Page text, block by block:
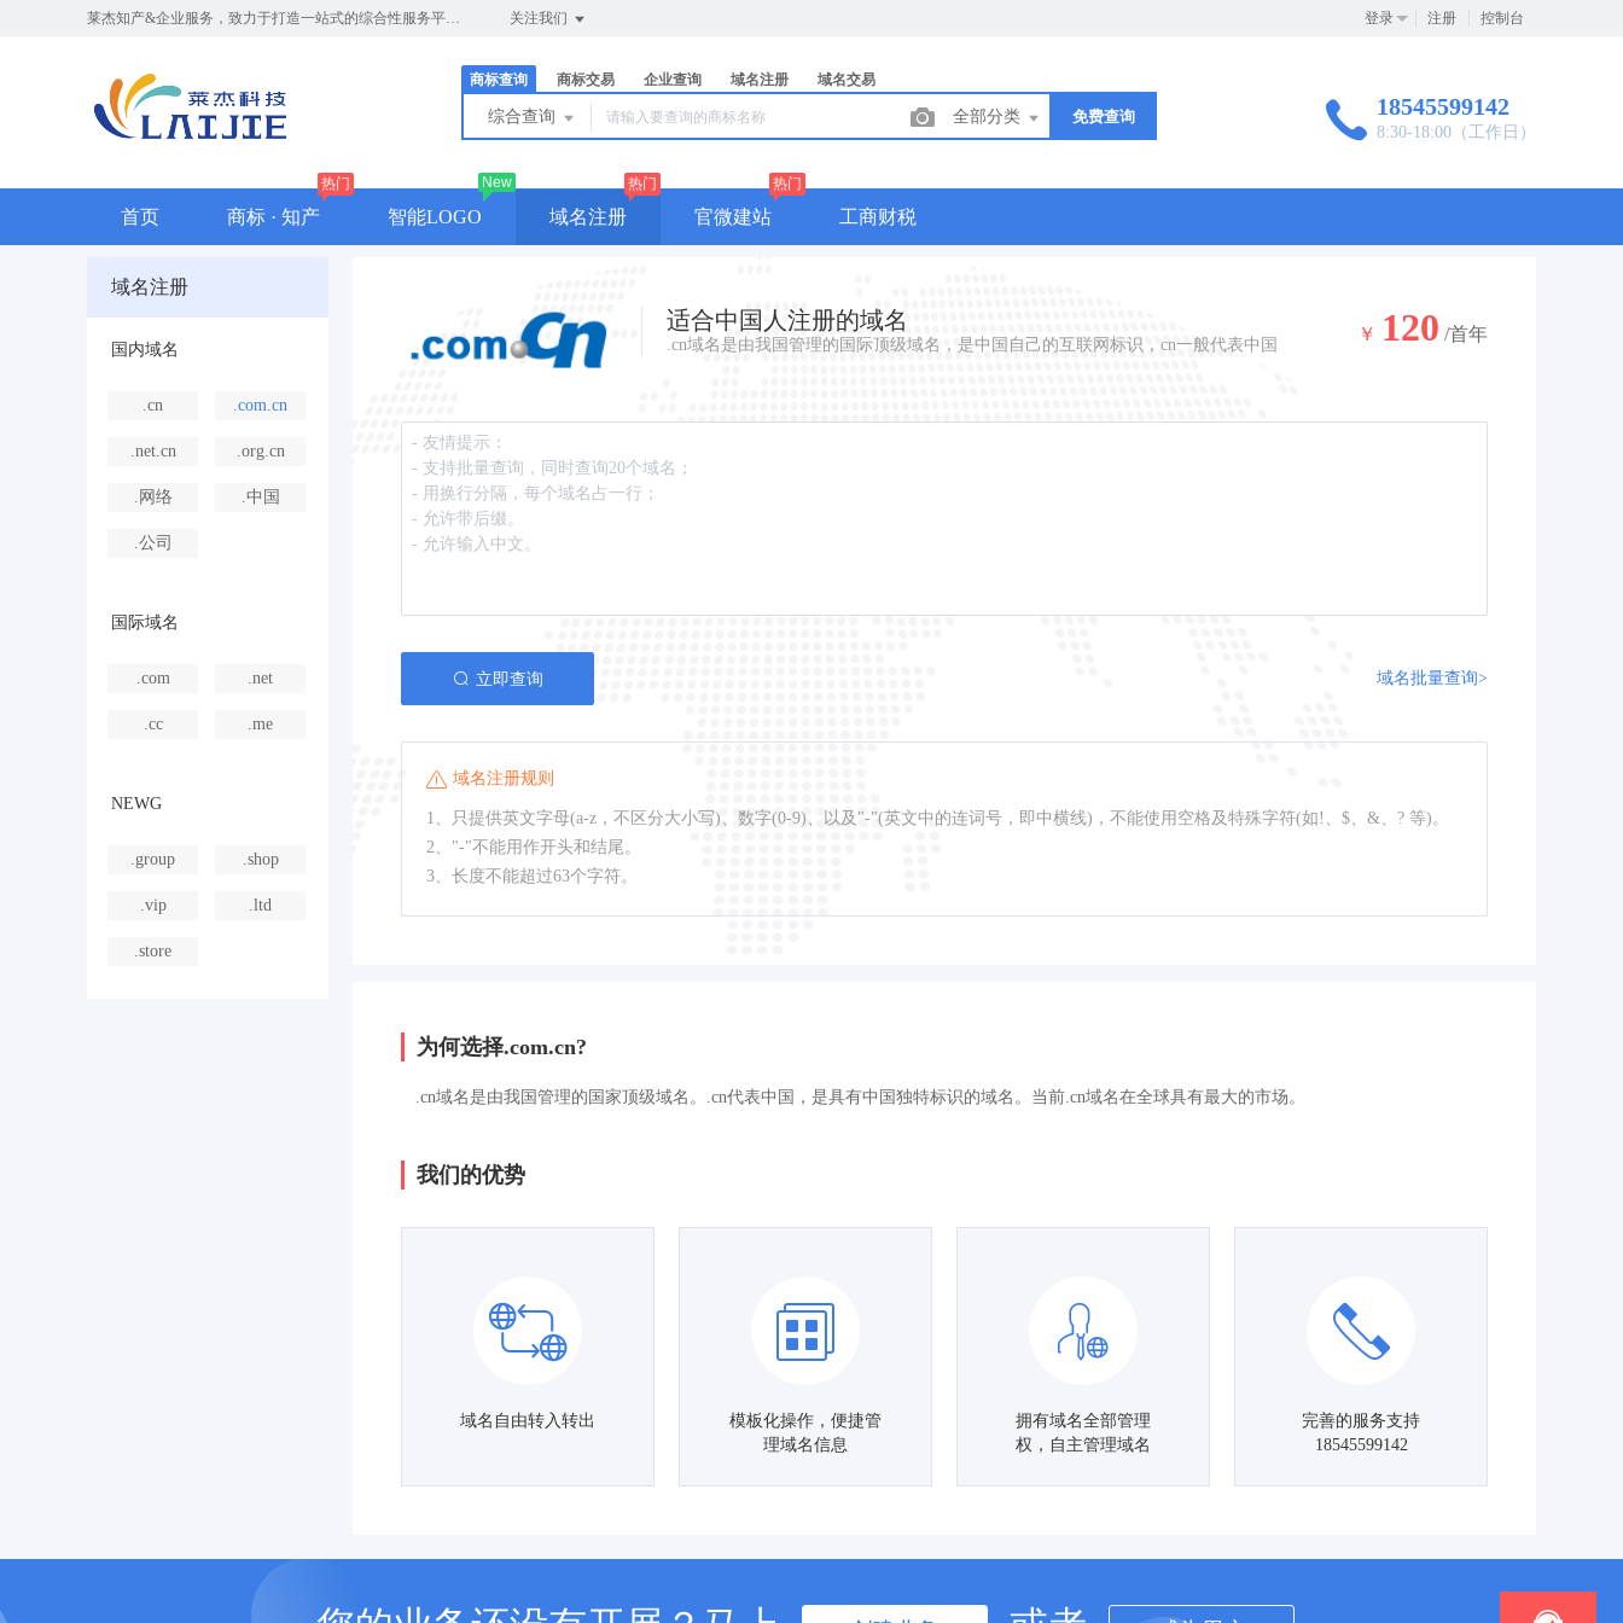
莱杰知产&企业服务，致力于打造一站式的综合性服务平台，竭诚期待与您的合作 关注我们 登录 注册 控制台
商标查询 商标交易 企业查询 域名注册 域名交易
综合查询 全部分类 免费查询 18545599142
8:30-18:00（工作日）
首页 商标 · 知产
热门
智能LOGO
New
域名注册
热门
官微建站
热门
工商财税
域名注册
国内域名
.cn .com.cn
.net.cn .org.cn
.网络 .中国
.公司
国际域名
.com .net
.cc .me
NEWG
.group .shop
.vip .ltd
.store
适合中国人注册的域名
.cn域名是由我国管理的国际顶级域名，是中国自己的互联网标识，cn一般代表中国
￥ 120 /首年
立即查询 域名批量查询>
域名注册规则
1、只提供英文字母(a-z，不区分大小写)、数字(0-9)、以及"-"(英文中的连词号，即中横线)，不能使用空格及特殊字符(如!、$、&、? 等)。
2、"-"不能用作开头和结尾。
3、长度不能超过63个字符。
为何选择.com.cn?
.cn域名是由我国管理的国家顶级域名。.cn代表中国，是具有中国独特标识的域名。当前.cn域名在全球具有最大的市场。
我们的优势
域名自由转入转出
模板化操作，便捷管
理域名信息
拥有域名全部管理
权，自主管理域名
完善的服务支持
18545599142